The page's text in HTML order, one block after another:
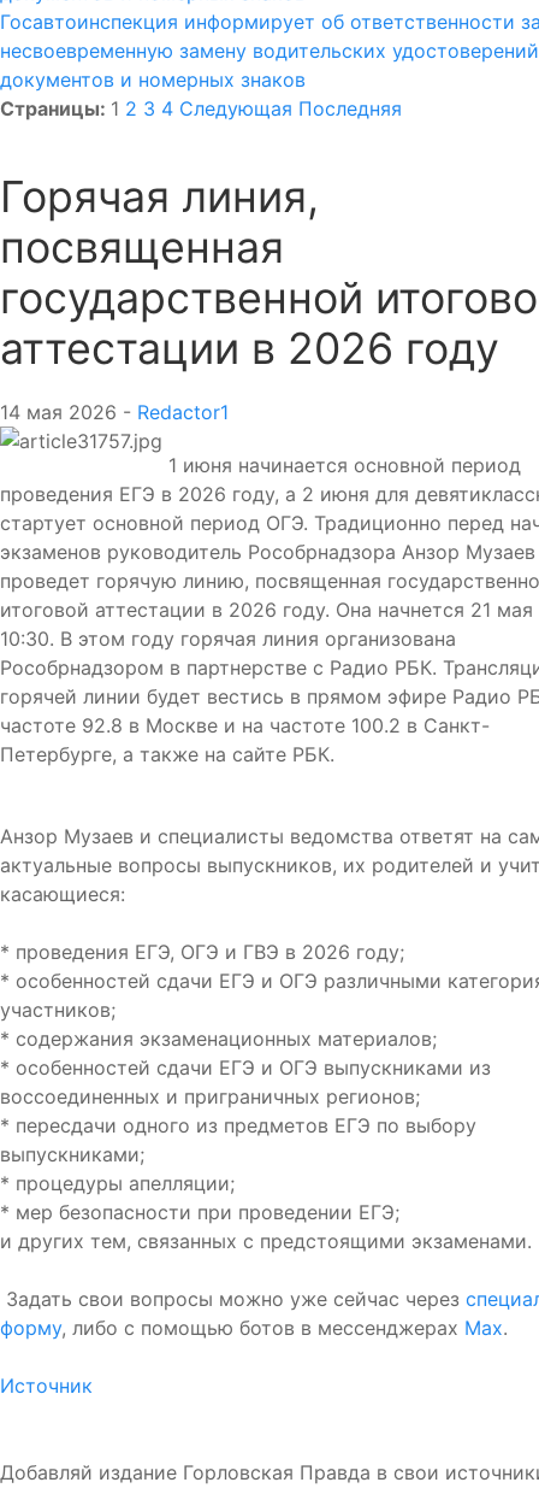
Госавтоинспекция информирует об ответственности
несвоевременную замену водительских
документов и номерных знаков
Страницы: 1 2 3 4 Следующая Последняя
Горячая линия,
посвященная
государственной
аттестации в 2026 году
14 мая 2026 - Redactor1
1 июня начинается основной период
проведения ЕГЭ в 2026 году, а 2 июня для
стартует основной период ОГЭ. Традиционно перед
экзаменов руководитель Рособрнадзора Анзор Музаев
проведет горячую линию, посвященная
итоговой аттестации в 2026 году. Она начнется 21 мая
10:30. В этом году горячая линия организована
Рособрнадзором в партнерстве с Радио РБК.
горячей линии будет вестись в прямом эфире Радио
частоте 92.8 в Москве и на частоте 100.2 в Санкт-
Петербурге, а также на сайте РБК.
Анзор Музаев и специалисты ведомства ответят на
актуальные вопросы выпускников, их родителей и
касающиеся:
* проведения ЕГЭ, ОГЭ и ГВЭ в 2026 году;
* особенностей сдачи ЕГЭ и ОГЭ различными
участников;
* содержания экзаменационных материалов;
* особенностей сдачи ЕГЭ и ОГЭ выпускниками из
воссоединенных и приграничных регионов;
* пересдачи одного из предметов ЕГЭ по выбору
выпускниками;
* процедуры апелляции;
* мер безопасности при проведении ЕГЭ;
и других тем, связанных с предстоящими экзаменами.
Задать свои вопросы можно уже сейчас через
форму, либо с помощью ботов в мессенджерах Max.
Источник
Добавляй издание Горловская Правда в свои